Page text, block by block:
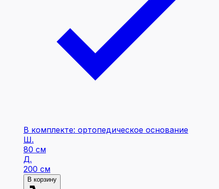
В комплекте: ортопедическое основание
Ш.
80 см
Д.
200 см
В корзину